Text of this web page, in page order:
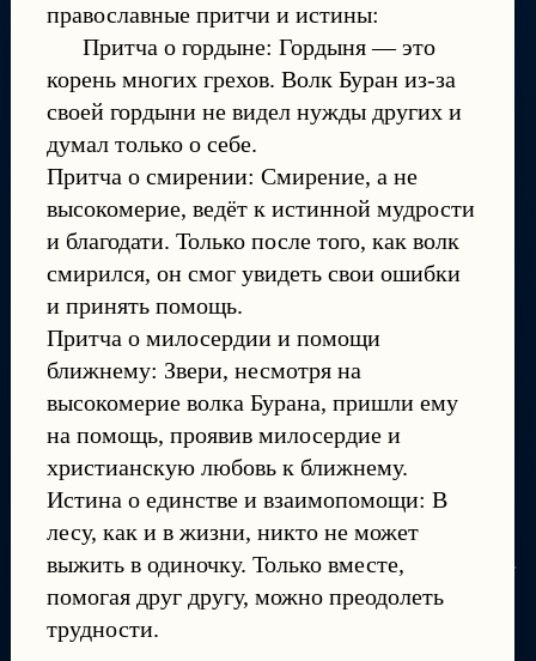
православные притчи и истины:
Притча о гордыне: Гордыня — это
корень многих грехов. Волк Буран из-за
своей гордыни не видел нужды других и
думал только о себе.
Притча о смирении: Смирение, а не
высокомерие, ведёт к истинной мудрости
и благодати. Только после того, как волк
смирился, он смог увидеть свои ошибки
и принять помощь.
Притча о милосердии и помощи
ближнему: Звери, несмотря на
высокомерие волка Бурана, пришли ему
на помощь, проявив милосердие и
христианскую любовь к ближнему.
Истина о единстве и взаимопомощи: В
лесу, как и в жизни, никто не может
выжить в одиночку. Только вместе,
помогая друг другу, можно преодолеть
трудности.